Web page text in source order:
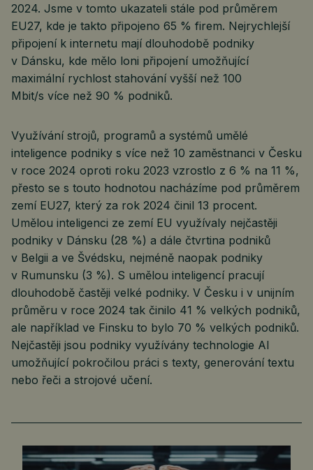
2024. Jsme v tomto ukazateli stále pod průměrem
EU27, kde je takto připojeno 65 % firem. Nejrychlejší
připojení k internetu mají dlouhodobě podniky
v Dánsku, kde mělo loni připojení umožňující
maximální rychlost stahování vyšší než 100
Mbit/s více než 90 % podniků.
Využívání strojů, programů a systémů umělé
inteligence podniky s více než 10 zaměstnanci v Česku
v roce 2024 oproti roku 2023 vzrostlo z 6 % na 11 %,
přesto se s touto hodnotou nacházíme pod průměrem
zemí EU27, který za rok 2024 činil 13 procent.
Umělou inteligenci ze zemí EU využívaly nejčastěji
podniky v Dánsku (28 %) a dále čtvrtina podniků
v Belgii a ve Švédsku, nejméně naopak podniky
v Rumunsku (3 %). S umělou inteligencí pracují
dlouhodobě častěji velké podniky. V Česku i v unijním
průměru v roce 2024 tak činilo 41 % velkých podniků,
ale například ve Finsku to bylo 70 % velkých podniků.
Nejčastěji jsou podniky využívány technologie AI
umožňující pokročilou práci s texty, generování textu
nebo řeči a strojové učení.